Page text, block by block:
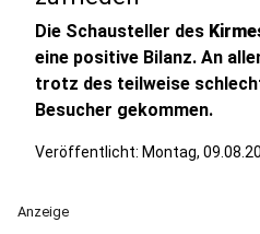
Die Schausteller des
eine positive Bilanz. An
trotz des teilweise
Besucher gekommen.
Veröffentlicht: Montag,
Anzeige